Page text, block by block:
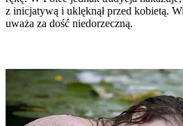
z inicjatywą i uklęknął przed kobietą.
uważa za dość niedorzeczną.